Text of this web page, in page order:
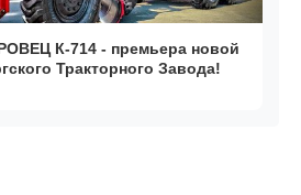
К-714 - премьера новой
Тракторного Завода!